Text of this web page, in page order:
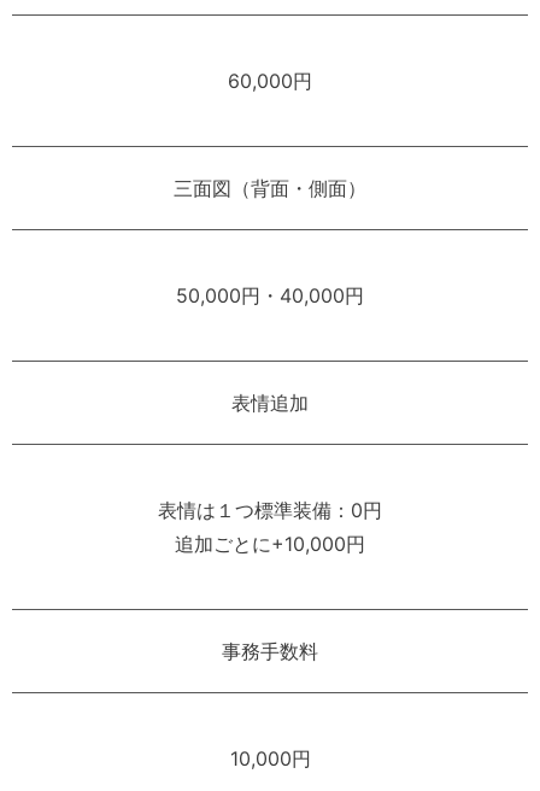
60,000円
三面図（背面・側面）
50,000円・40,000円
表情追加
表情は１つ標準装備：0円
追加ごとに+10,000円
事務手数料
10,000円